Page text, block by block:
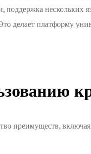
нескольких
делает платформу
преимуществ,